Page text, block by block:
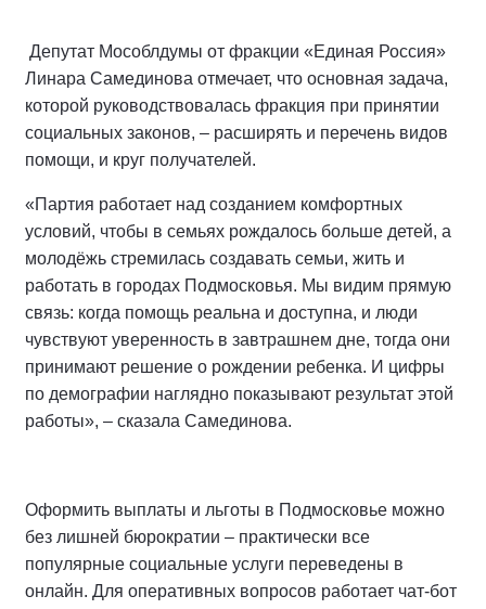
Депутат Мособлдумы от фракции «Единая Россия»
Линара Самединова отмечает, что основная задача,
которой руководствовалась фракция при принятии
социальных законов, – расширять и перечень видов
помощи, и круг получателей.
«Партия работает над созданием комфортных
условий, чтобы в семьях рождалось больше детей, а
молодёжь стремилась создавать семьи, жить и
работать в городах Подмосковья. Мы видим прямую
связь: когда помощь реальна и доступна, и люди
чувствуют уверенность в завтрашнем дне, тогда они
принимают решение о рождении ребенка. И цифры
по демографии наглядно показывают результат этой
работы», – сказала Самединова.
Оформить выплаты и льготы в Подмосковье можно
без лишней бюрократии – практически все
популярные социальные услуги переведены в
онлайн. Для оперативных вопросов работает чат-бот